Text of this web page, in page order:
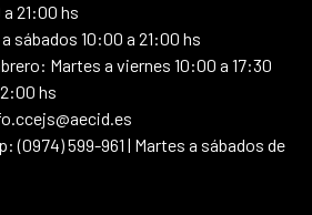
21:00 hs
sábados 10:00 a 21:00 hs
Martes a viernes 10:00 a 17:30
hs
(0974) 599-961 | Martes a sábados de